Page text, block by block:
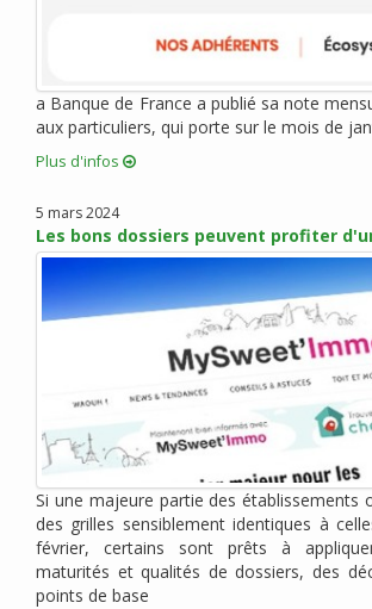
janvier 2012 (10)
décembre 2011 (3)
novembre 2011 (5)
septembre 2011 (4)
août 2011 (5)
juillet 2011 (1)
juin 2011 (1)
mars 2011 (2)
février 2011 (3)
janvier 2011 (2)
décembre 2010 (1)
novembre 2010 (2)
octobre 2010 (2)
août 2010 (1)
a Banque de France a publié sa note
aux particuliers, qui porte sur le mois de
Plus d'infos
5 mars 2024
Si une majeure partie des établissements
des grilles sensiblement identiques à
février, certains sont prêts à
maturités et qualités de dossiers, des
points de base